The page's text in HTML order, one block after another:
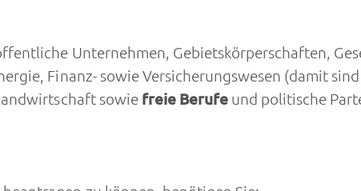
Unternehmen, Gebietskörperschaften,
Finanz- sowie Versicherungswesen (damit
sowie freie Berufe und politische